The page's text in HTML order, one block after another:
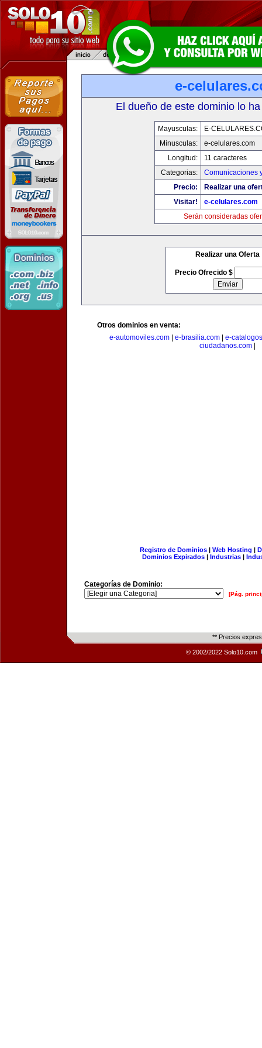
e-
El dueño de este dominio lo
Mayusculas:
E-
Minusculas:
e-celulares.com
Longitud:
11 caracteres
Categorias:
Comunicaciones
Precio:
Realizar una
Visitar!
e-celulares.com
Serán consideradas
Realizar una Oferta
Precio Ofrecido $
Otros dominios en venta:
e-automoviles.com
e-brasilia.com
e-
ciudadanos.com
Registro de Dominios| Web Hosting |
Dominios Expirados | Industrias |
Categorías de Dominio:
[Pág.
** Precios
© 2002/2022 Solo10.com